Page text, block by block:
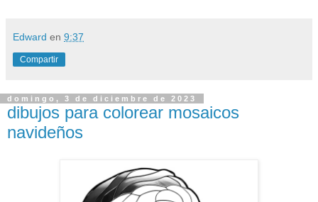
Edward en 9:37
Compartir
domingo, 3 de diciembre de 2023
dibujos para colorear mosaicos
navideños